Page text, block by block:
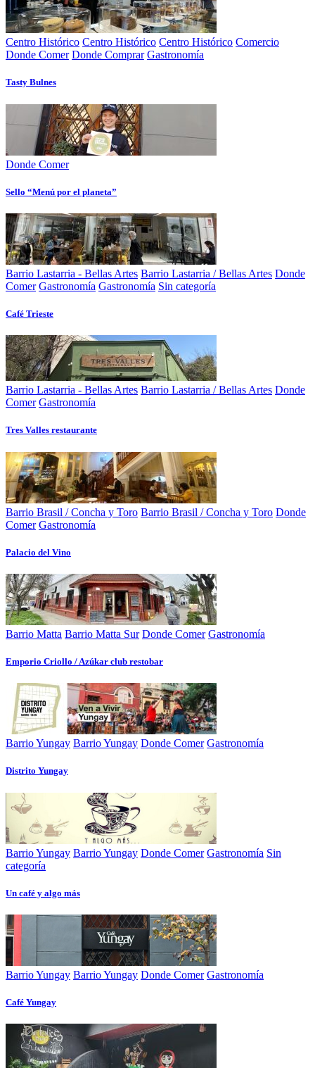
Centro Histórico Centro Histórico Centro Histórico Comercio
Donde Comer Donde Comprar Gastronomía
Tasty Bulnes
Donde Comer
Sello “Menú por el planeta”
Barrio Lastarria - Bellas Artes Barrio Lastarria / Bellas Artes Donde
Comer Gastronomía Gastronomía Sin categoría
Café Trieste
Barrio Lastarria - Bellas Artes Barrio Lastarria / Bellas Artes Donde
Comer Gastronomía
Tres Valles restaurante
Barrio Brasil / Concha y Toro Barrio Brasil / Concha y Toro Donde
Comer Gastronomía
Palacio del Vino
Barrio Matta Barrio Matta Sur Donde Comer Gastronomía
Emporio Criollo / Azúkar club restobar
Barrio Yungay Barrio Yungay Donde Comer Gastronomía
Distrito Yungay
Barrio Yungay Barrio Yungay Donde Comer Gastronomía Sin
categoría
Un café y algo más
Barrio Yungay Barrio Yungay Donde Comer Gastronomía
Café Yungay